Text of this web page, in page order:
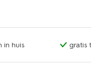
in huis gratis